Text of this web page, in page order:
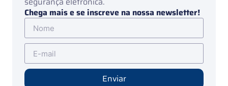
Chega mais e se inscreve na nossa newsletter!
Enviar